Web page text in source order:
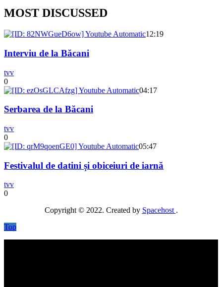
MOST DISCUSSED
12:19
Interviu de la Băcani
tvv
0
04:17
Serbarea de la Băcani
tvv
0
05:47
Festivalul de datini și obiceiuri de iarnă
tvv
0
Copyright © 2022. Created by Spacehost .
Top